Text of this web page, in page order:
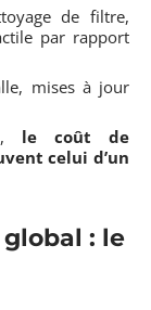
de filtre,
par rapport
mises à jour
le coût de
celui d’un
: le